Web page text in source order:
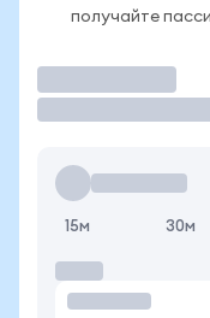
получайте
15м 30м